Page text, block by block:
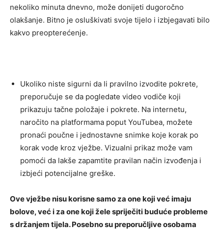
nekoliko minuta dnevno, može donijeti dugoročno
olakšanje. Bitno je osluškivati svoje tijelo i izbjegavati bilo
kakvo preopterećenje.
Ukoliko niste sigurni da li pravilno izvodite pokrete,
preporučuje se da pogledate video vodiče koji
prikazuju tačne položaje i pokrete. Na internetu,
naročito na platformama poput YouTubea, možete
pronaći poučne i jednostavne snimke koje korak po
korak vode kroz vježbe. Vizualni prikaz može vam
pomoći da lakše zapamtite pravilan način izvođenja i
izbjeći potencijalne greške.
Ove vježbe nisu korisne samo za one koji već imaju
bolove, već i za one koji žele spriječiti buduće probleme
s držanjem tijela. Posebno su preporučljive osobama